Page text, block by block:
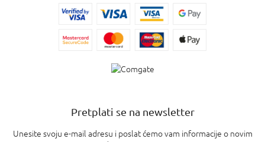
Pretplati se na newsletter
Unesite svoju e-mail adresu i poslat ćemo vam informacije o novim